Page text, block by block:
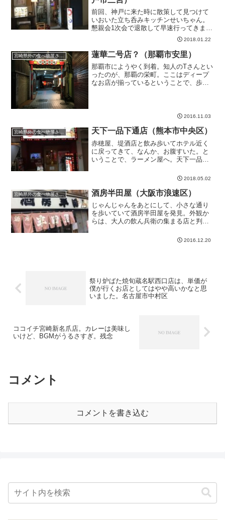
前回、神戸に来た時に散策して見つけて
いおいた立ち呑みキッチンせいちゃん。
懇親会1次会で退散して早速行ってきまし
たよ。さあて、どんな感じなのか、楽し
みにしていました。店内は結構広い せい
ちゃんは、JR高架下にあリます。中に入
ると思っていたより...
2018.01.22
宮崎県外の食べ物屋さん。 蓮華二号店？（那覇市安里）
那覇市にようやく到着。知人のTさんとい
ったのが、那覇の栄町。ここはディープ
なお店が揃っているということで、歩い
2016.11.03
宮崎県外の食べ物屋さん。 天下一品下通店（熊本市中央区）
赤穂屋、堤酒店と飲み歩いてホテル近く
に戻ってきて、なんか、お腹すいた。と
いうことで、ラーメン屋へ。天下一品っ
ニューチェック。並ラーメン700円を注文
しました。ゆで卵、食べ放題だとか。一
つだけ食べましたテー...
2018.05.02
宮崎県外の食べ物屋さん。 酒房半田屋（大阪市浪速区）
じゃんじゃんをあとにして、小さな通り
を歩いていて酒房半田屋を発見。外観か
らは、大人の飲ん兵衛の集まる店と判断
のみ。結構広い。お客さんの客層高い。
2016.12.20
祭り炉ばた焼旬蔵名駅西口店は、単価が
僕が行くお店としてはやや高いかなと思
いました。名古屋市中村区
ココイチ宮崎新名爪店。カレーは美味し
いけど、BGMがうるさすぎ。残念
コメント
コメントを書き込む